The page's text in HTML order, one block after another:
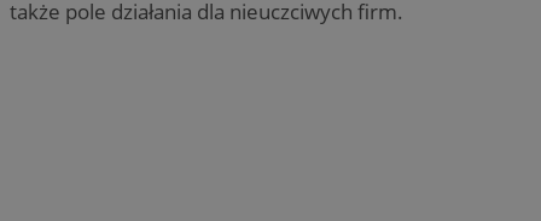
także pole działania dla nieuczciwych firm.